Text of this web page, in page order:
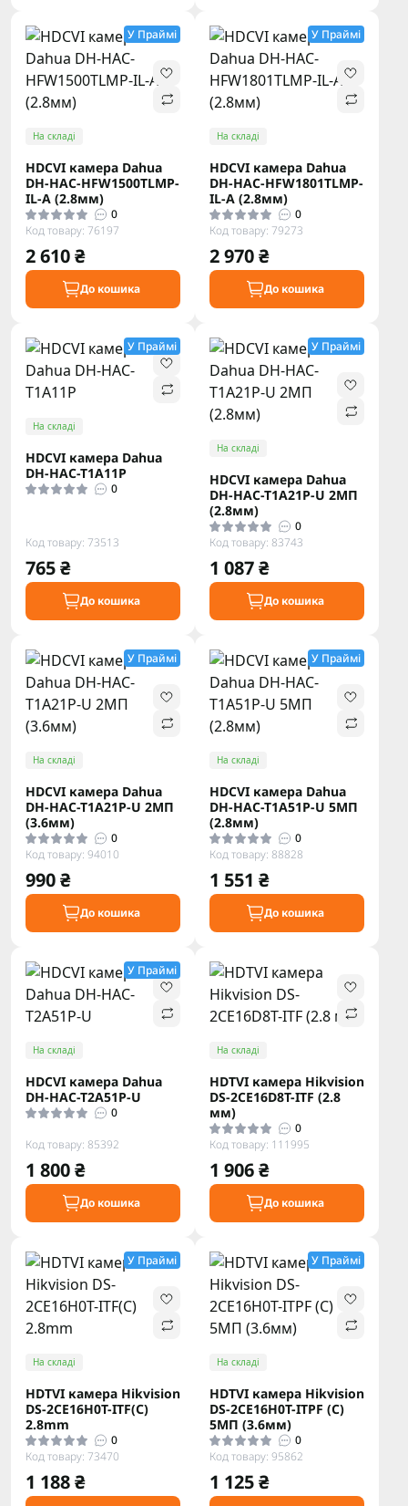
У Праймі
На складі
HDCVI камера Dahua
DH-HAC-HFW1500TLMP-
IL-A (2.8мм)
0
Код товару: 76197
2 610 ₴
До кошика
У Праймі
На складі
HDCVI камера Dahua
DH-HAC-HFW1801TLMP-
IL-A (2.8мм)
0
Код товару: 79273
2 970 ₴
До кошика
У Праймі
На складі
HDCVI камера Dahua
DH-HAC-T1A11P
0
Код товару: 73513
765 ₴
До кошика
У Праймі
На складі
HDCVI камера Dahua
DH-HAC-T1A21P-U 2МП
(2.8мм)
0
Код товару: 83743
1 087 ₴
До кошика
У Праймі
На складі
HDCVI камера Dahua
DH-HAC-T1A21P-U 2МП
(3.6мм)
0
Код товару: 94010
990 ₴
До кошика
У Праймі
На складі
HDCVI камера Dahua
DH-HAC-T1A51P-U 5МП
(2.8мм)
0
Код товару: 88828
1 551 ₴
До кошика
У Праймі
На складі
HDCVI камера Dahua
DH-HAC-T2A51P-U
0
Код товару: 85392
1 800 ₴
До кошика
На складі
HDTVI камера Hikvision
DS-2CE16D8T-ITF (2.8
мм)
0
Код товару: 111995
1 906 ₴
До кошика
У Праймі
На складі
HDTVI камера Hikvision
DS-2CE16H0T-ITF(С)
2.8mm
0
Код товару: 73470
1 188 ₴
У Праймі
На складі
HDTVI камера Hikvision
DS-2CE16H0T-ITPF (C)
5МП (3.6мм)
0
Код товару: 95862
1 125 ₴